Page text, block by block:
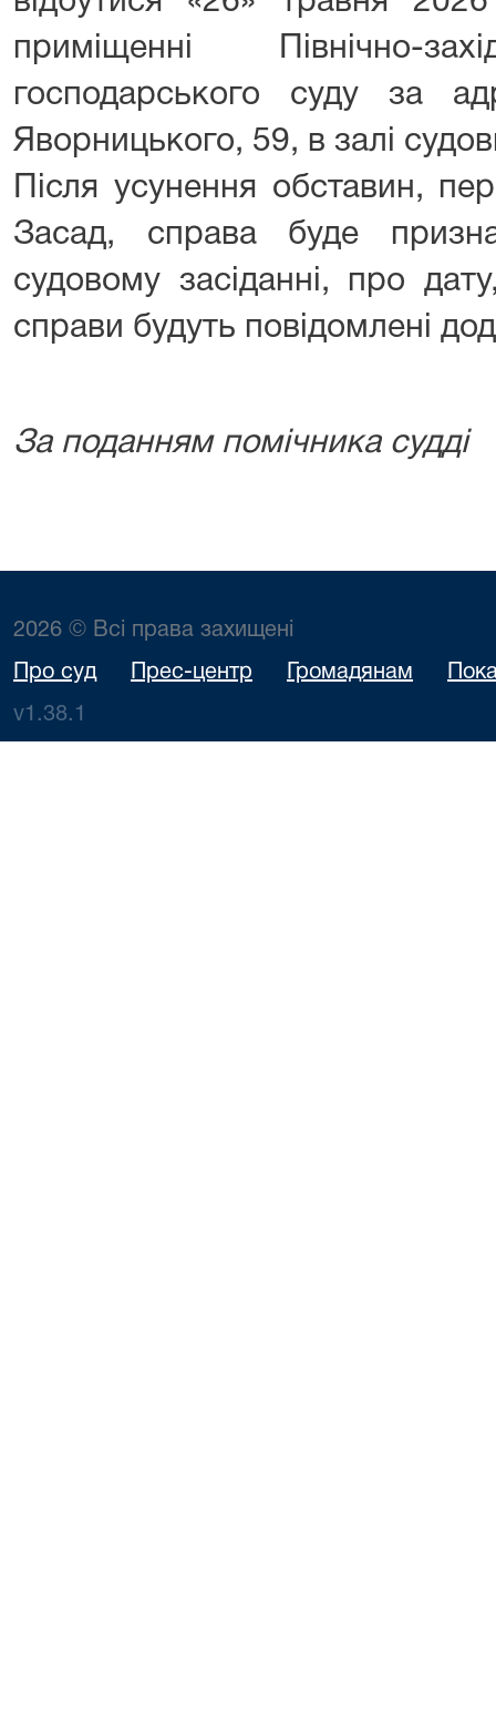
приміщенні Північно-
господарського суду за
Яворницького, 59, в залі
Після усунення обставин,
Засад, справа буде
судовому засіданні, про
справи будуть повідомлені
За поданням помічника судді
2026 © Всі права захищені
Про суд Прес-центр Громадянам
v1.38.1